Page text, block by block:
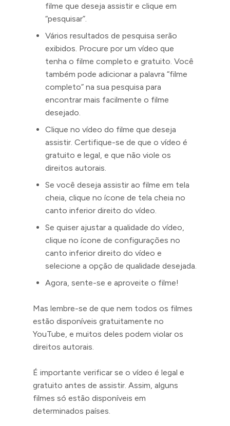
filme que deseja assistir e clique em
“pesquisar”.
Vários resultados de pesquisa serão
exibidos. Procure por um vídeo que
tenha o filme completo e gratuito. Você
também pode adicionar a palavra “filme
completo” na sua pesquisa para
encontrar mais facilmente o filme
desejado.
Clique no vídeo do filme que deseja
assistir. Certifique-se de que o vídeo é
gratuito e legal, e que não viole os
direitos autorais.
Se você deseja assistir ao filme em tela
cheia, clique no ícone de tela cheia no
canto inferior direito do vídeo.
Se quiser ajustar a qualidade do vídeo,
clique no ícone de configurações no
canto inferior direito do vídeo e
selecione a opção de qualidade desejada.
Agora, sente-se e aproveite o filme!
Mas lembre-se de que nem todos os filmes
estão disponíveis gratuitamente no
YouTube, e muitos deles podem violar os
direitos autorais.
É importante verificar se o vídeo é legal e
gratuito antes de assistir. Assim, alguns
filmes só estão disponíveis em
determinados países.